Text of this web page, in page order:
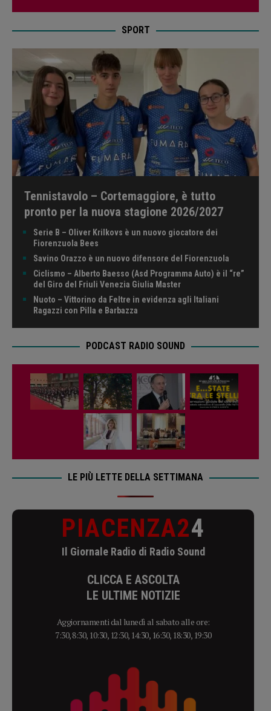
SPORT
Tennistavolo – Cortemaggiore, è tutto
pronto per la nuova stagione 2026/2027
Serie B – Oliver Krilkovs è un nuovo giocatore dei
Fiorenzuola Bees
Savino Orazzo è un nuovo difensore del Fiorenzuola
Ciclismo – Alberto Baesso (Asd Programma Auto) è il “re”
del Giro del Friuli Venezia Giulia Master
Nuoto – Vittorino da Feltre in evidenza agli Italiani
Ragazzi con Pilla e Barbazza
PODCAST RADIO SOUND
LE PIÙ LETTE DELLA SETTIMANA
PIACENZA24
Il Giornale Radio di Radio Sound
CLICCA E ASCOLTA
LE ULTIME NOTIZIE
Aggiornamenti dal lunedì al sabato alle ore:
7:30, 8:30, 10:30, 12:30, 14:30, 16:30, 18:30, 19:30